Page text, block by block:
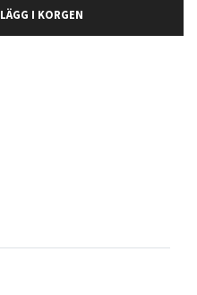
LÄGG I KORGEN